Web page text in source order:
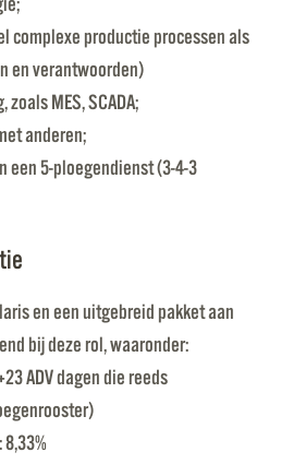
complexe productie processen als
en verantwoorden)
MES, SCADA;
anderen;
een 5-ploegendienst (3-4-3
en een uitgebreid pakket aan
bij deze rol, waaronder:
ADV dagen die reeds